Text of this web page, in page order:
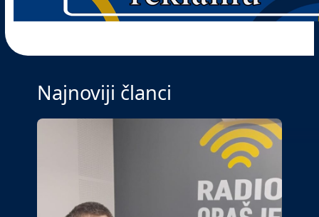
Najnoviji članci